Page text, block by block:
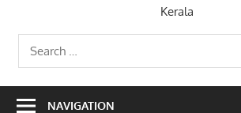
Kerala
Search
for:
NAVIGATION